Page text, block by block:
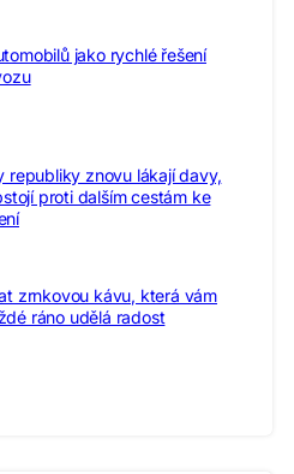
jako rychlé řešení
republiky znovu lákají davy,
proti dalším cestám ke
zrnkovou kávu, která vám
ráno udělá radost